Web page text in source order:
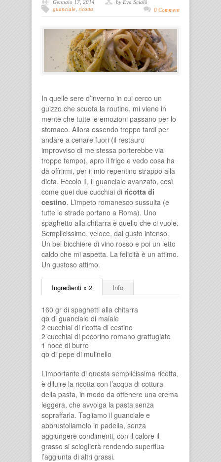
Gennaio 17, 2014
by Eva Scialò
guanciale ricotta 0 Comment
In quelle sere d’inverno in cui cerco un
guizzo che scuota la routine, mi viene in
mente che tutte le emozioni passano per lo
stomaco. Allora essendo troppo tardi per
andare a cenare fuori (il restauro
improvviso di me stessa porterebbe via
troppo tempo), apro il frigo e vedo cosa ha
da offrirmi, per il mio repentino strappo alla
dieta. Eccolo lì, il guanciale avanzato, così
come quei due cucchiai di ricotta di
cestino. L’impeto romanesco sussulta (e
tutte le strade portano a Roma). Uno
spaghetto alla chitarra è quello che ci vuole.
Semplicissimo, veloce, dal gusto intenso.
Un bel bicchiere di vino rosso e poi un letto
caldo che mi aspetta. La felicità è un attimo.
Un gustoso attimo.
Ingredienti x 2 Info
160 gr di spaghetti alla chitarra
qb di guanciale di maiale
2 cucchiai di ricotta di cestino
2 cucchiai di pecorino romano grattugiato
1 noce di burro
qb di pepe di mulinello
L’importante di questa semplicissima ricetta,
è diluire la ricotta con l’acqua di cottura
della pasta, in modo da ottenere una crema
leggera, che avvolga la pasta senza
sopraffarla. Tagliamo il guanciale e
abbrustoliamolo in padella, senza
aggiungere condimenti, con il calore il
grasso si scioglierà rendendo superflua
l’aggiunta di altri grassi.